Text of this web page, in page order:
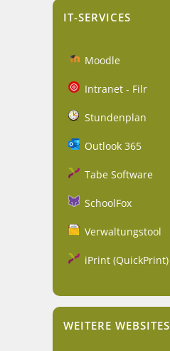
IT-SERVICES
Moodle
Intranet - Filr
Stundenplan
Outlook 365
Tabe Software
SchoolFox
Verwaltungstool
iPrint (QuickPrint)
WEITERE WEBSITES